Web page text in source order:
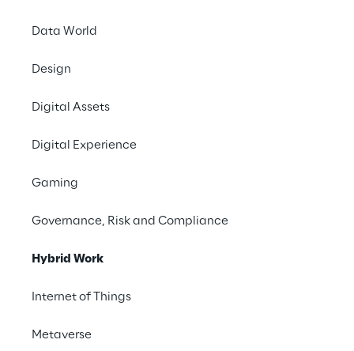
Data World
Design
Digital Assets
Digital Experience
Gaming
Governance, Risk and Compliance
Hybrid Work
Internet of Things
Metaverse
App to the Future
Une expérience de jeu interactive